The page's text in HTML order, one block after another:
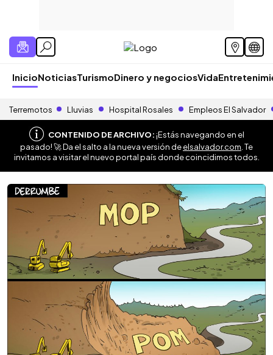
InicioNoticiasTurismoDinero y negociosVida
Terremotos Lluvias Hospital Rosales Empleos El Salvador
CONTENIDO DE ARCHIVO:¡Estás navegando en el
pasado! 🚀 Da el salto a la nueva versión deelsalvador.com . Te
invitamos a visitar el nuevo portal país donde coincidimos todos.